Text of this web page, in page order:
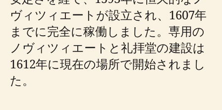
ヴィツィエートが設立され、1607年
までに完全に稼働しました。専用の
ノヴィツィエートと礼拝堂の建設は
1612年に現在の場所で開始されまし
た。